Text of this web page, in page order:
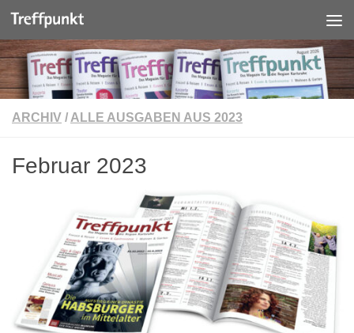
Unter dem Inhalt
ARCHIV / ALLE AUSGABEN AUS 2023
Februar 2023